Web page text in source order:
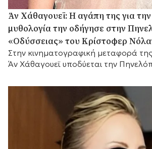
Άν Χάθαγουεϊ: Η αγάπη της για την
μυθολογία την οδήγησε στην
«Οδύσσειας» του Κρίστοφερ
Στην κινηματογραφική μεταφορά
Άν Χάθαγουεϊ υποδύεται την